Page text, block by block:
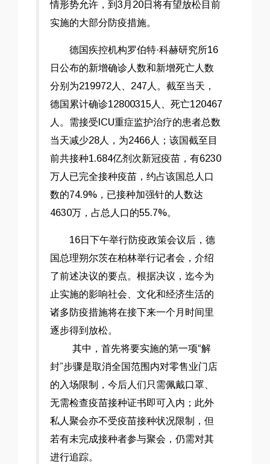
情形势允许，到3月20日将有望放松目前
实施的大部分防疫措施。
德国疾控机构罗伯特·科赫研究所16
日公布的新增确诊人数和新增死亡人数
分别为219972人、247人。截至当天，
德国累计确诊12800315人、死亡120467
人。需接受ICU重症监护治疗的患者总数
当天减少28人，为2466人；该国截至目
前共接种1.684亿剂次新冠疫苗，有6230
万人已完全接种疫苗，约占该国总人口
数的74.9%，已接种加强针的人数达
4630万，占总人口的55.7%。
16日下午举行防疫政策会议后，德
国总理朔尔茨在柏林举行记者会，介绍
了前述决议的要点。根据决议，迄今为
止实施的影响社会、文化和经济生活的
诸多防疫措施将在接下来一个月时间里
逐步得到放松。
其中，首先将要实施的第一项“解
封”步骤是取消全国范围内对零售业门店
的入场限制，今后人们只需佩戴口罩、
无需检查疫苗接种证书即可入内；此外
私人聚会亦不受疫苗接种状况限制，但
若有未完成接种者参与聚会，仍需对其
进行追踪。